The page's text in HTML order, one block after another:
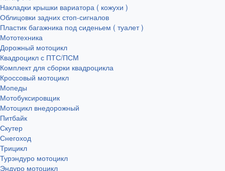
Накладки крышки вариатора ( кожухи )
Облицовки задних стоп-сигналов
Пластик багажника под сиденьем ( туалет )
Мототехника
Дорожный мотоцикл
Квадроцикл с ПТС/ПСМ
Комплект для сборки квадроцикла
Кроссовый мотоцикл
Мопеды
Мотобуксировщик
Мотоцикл внедорожный
Питбайк
Скутер
Снегоход
Трицикл
Турэндуро мотоцикл
Эндуро мотоцикл